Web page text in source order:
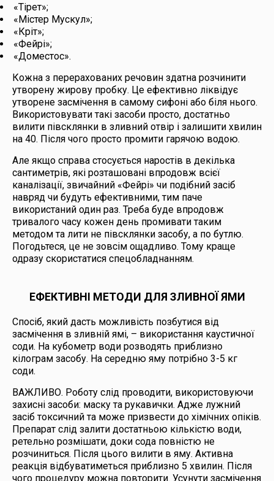
«Тірет»;
«Містер Мускул»;
«Кріт»;
«Фейрі»;
«Доместос».
Кожна з перерахованих речовин здатна розчинити
утворену жирову пробку. Це ефективно ліквідує
утворене засмічення в самому сифоні або біля нього.
Використовувати такі засоби просто, достатньо
вилити півсклянки в зливний отвір і залишити хвилин
на 40. Після чого просто промити гарячою водою.
Але якщо справа стосується наростів в декілька
сантиметрів, які розташовані впродовж всієї
каналізації, звичайний «Фейрі» чи подібний засіб
навряд чи будуть ефективними, тим паче
використаний один раз. Треба буде впродовж
тривалого часу кожен день промивати таким
методом та лити не півсклянки засобу, а по бутлю.
Погодьтеся, це не зовсім ощадливо. Тому краще
одразу скористатися спецобладнанням.
ЕФЕКТИВНІ МЕТОДИ ДЛЯ ЗЛИВНОЇ ЯМИ
Спосіб, який дасть можливість позбутися від
засмічення в зливній ямі, – використання каустичної
соди. На кубометр води розводять приблизно
кілограм засобу. На середню яму потрібно 3-5 кг
соди.
ВАЖЛИВО. Роботу слід проводити, використовуючи
захисні засоби: маску та рукавички. Адже лужний
засіб токсичний та може призвести до хімічних опіків.
Препарат слід залити достатньою кількістю води,
ретельно розмішати, доки сода повністю не
розчиниться. Після цього вилити в яму. Активна
реакція відбуватиметься приблизно 5 хвилин. Після
чого процедуру можна повторити. Усунути засмічення